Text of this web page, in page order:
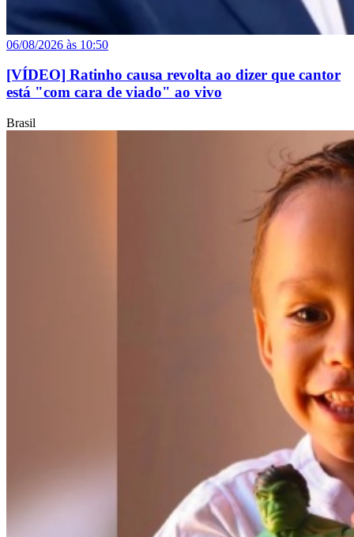
06/08/2026 às 10:50
[VÍDEO] Ratinho causa revolta ao dizer que cantor
está "com cara de viado" ao vivo
Brasil